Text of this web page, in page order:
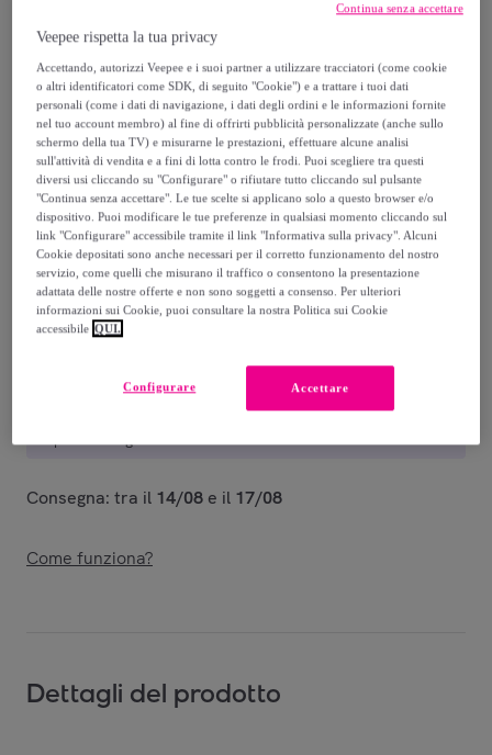
PHILIPP PLEIN T-shirt girocollo a maniche
corte SKULL
95,00 €
190,00 €
-50%
Venduto daPHILIPP PLEIN
Consegna
Consegna: tra il 14/08 e il 17/08
Come funziona?
Dettagli del prodotto
Veepee rispetta la tua privacy
Accettando, autorizzi Veepee e i suoi partner a utilizzare tracciatori (come cookie
o altri identificatori come SDK, di seguito "Cookie") e a trattare i tuoi dati
personali (come i dati di navigazione, i dati degli ordini e le informazioni fornite
nel tuo account membro) al fine di offrirti pubblicità personalizzate (anche sullo
schermo della tua TV) e misurarne le prestazioni, effettuare alcune analisi
sull'attività di vendita e a fini di lotta contro le frodi. Puoi scegliere tra questi
diversi usi cliccando su "Configurare" o rifiutare tutto cliccando sul pulsante
"Continua senza accettare". Le tue scelte si applicano solo a questo browser e/o
dispositivo. Puoi modificare le tue preferenze in qualsiasi momento cliccando sul
link "Configurare" accessibile tramite il link "Informativa sulla privacy". Alcuni
Cookie depositati sono anche necessari per il corretto funzionamento del nostro
servizio, come quelli che misurano il traffico o consentono la presentazione
adattata delle nostre offerte e non sono soggetti a consenso. Per ulteriori
informazioni sui Cookie, puoi consultare la nostra Politica sui Cookie
accessibile QUI.
Accettare
Configurare
Continua senza accettare